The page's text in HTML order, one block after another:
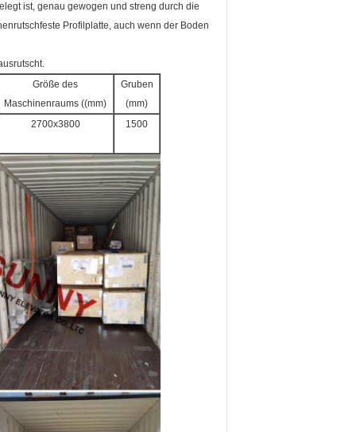
ist, genau gewogen und streng durch die
Profilplatte, auch wenn der Boden
Größe des
Maschinenraums ((mm)
Gruben
(mm)
2700x3800 1500